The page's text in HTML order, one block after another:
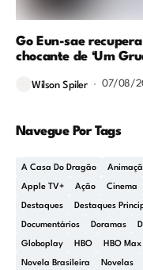
Go Eun-sae
chocante de ‘Um
Wilson Spiler 07/08/
Navegue Por Tags
A Casa Do Dragão
Apple TV+ Ação Cinema
Destaques Destaques
Documentários Doramas
Globoplay HBO HBO Max
Novela Brasileira Novelas